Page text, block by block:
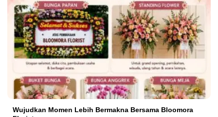
Wujudkan Momen Lebih Bermakna Bersama Bloomora